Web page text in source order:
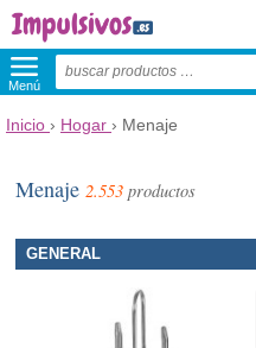
Menú
Inicio › Hogar › Menaje
Menaje2.553 productos
GENERAL